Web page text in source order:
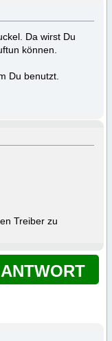
Da wirst Du
können.
Du benutzt.
Treiber zu
ANTWORT